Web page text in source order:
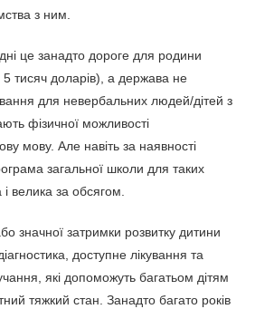
з ним.
це занадто дороге для родини
тисяч доларів), а держава не
для невербальних людей/дітей з
фізичної можливості
мову. Але навіть за наявності
загальної школи для таких
велика за обсягом.
значної затримки розвитку дитини
доступне лікування та
які допоможуть багатьом дітям
тяжкий стан. Занадто багато років